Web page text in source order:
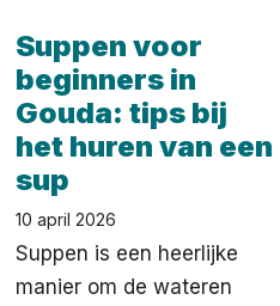
Suppen voor
beginners in
Gouda: tips bij
het huren van een
sup
10 april 2026
Suppen is een heerlijke
manier om de wateren